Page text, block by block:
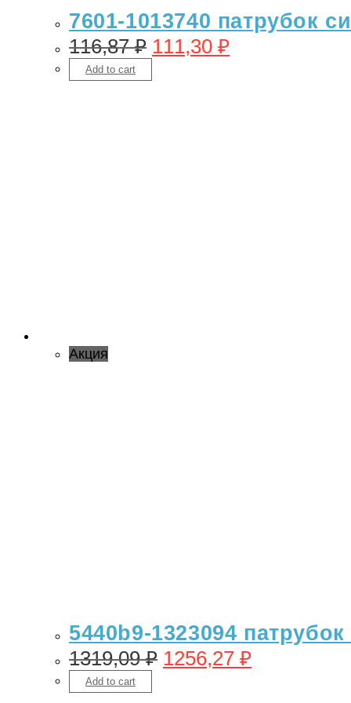
7601-1013740 патрубок
116,87₽ 111,30 ₽
Add to cart
Акция
5440b9-1323094
1319,09₽ 1256,27 ₽
Add to cart